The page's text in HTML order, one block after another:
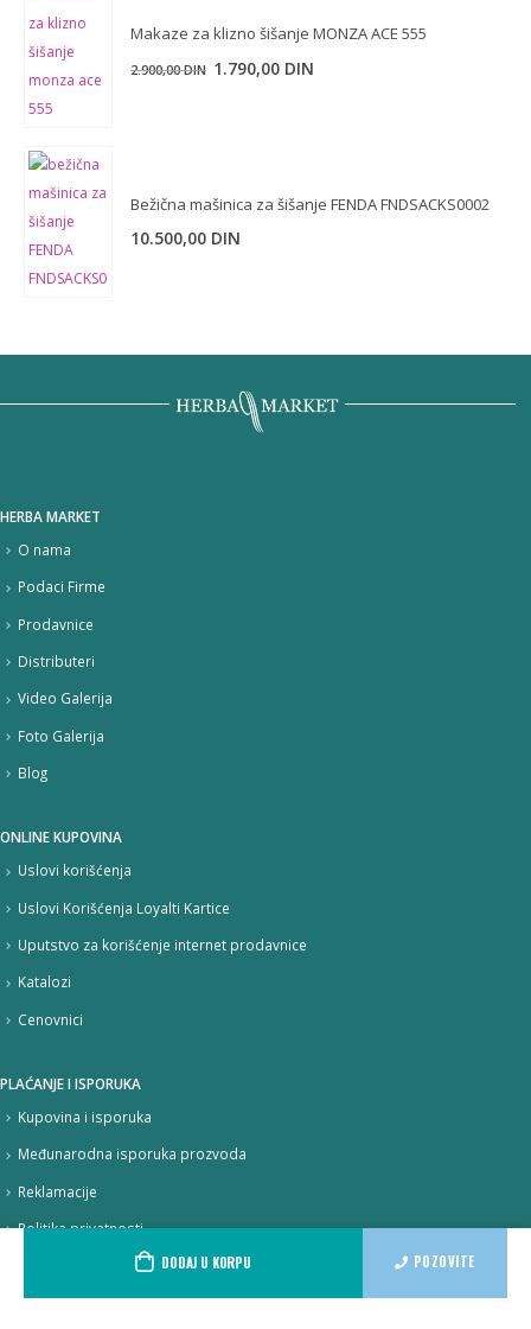
DODAJ U KORPU POZOVITE
1.800,00 DIN.
Makaze za klizno šišanje MONZA ACE 555
2.900,00DIN Originalna
1.790,00 DIN
Bežična mašinica za šišanje FENDA FNDSACKS0002
10.500,00 DIN
HERBA MARKET
O nama
Podaci Firme
Prodavnice
Distributeri
Video Galerija
Foto Galerija
Blog
ONLINE KUPOVINA
Uslovi korišćenja
Uslovi Korišćenja Loyalti Kartice
Uputstvo za korišćenje internet prodavnice
Katalozi
Cenovnici
PLAĆANJE I ISPORUKA
Kupovina i isporuka
Međunarodna isporuka prozvoda
Reklamacije
Politika privatnosti